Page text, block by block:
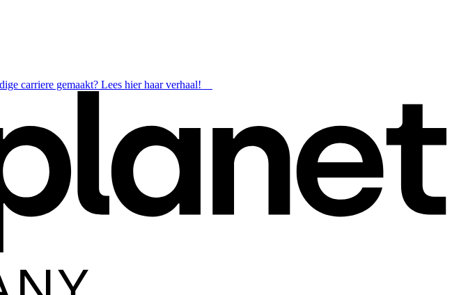
carriere gemaakt? Lees hier haar verhaal!